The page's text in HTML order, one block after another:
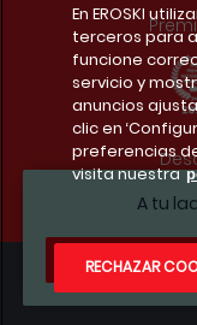
A tu
Condiciones
En EROSKI
terceros para
funcione
servicio y
anuncios
clic en
preferencias
visita nuestra
RECHAZAR